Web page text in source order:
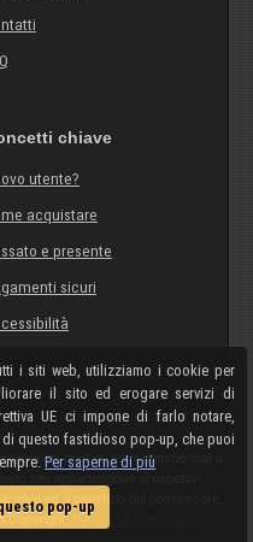
i siti web, utilizziamo i cookie per
il sito ed erogare servizi di
UE ci impone di farlo notare,
questo fastidioso pop-up, che puoi
Per saperne di più
pop-up
chiave
utente?
acquistare
e presente
sicuri
marchi, nomi commerciali o
sito appartengono ai rispettivi
ed a beneficio del possessore,
Copyright.
Maggiori informazioni